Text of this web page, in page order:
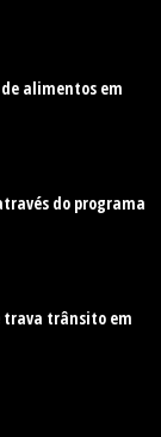
de alimentos em
do programa
trava trânsito em